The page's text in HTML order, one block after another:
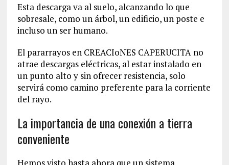
Esta descarga va al suelo, alcanzando lo que
sobresale, como un árbol, un edificio, un poste e
incluso un ser humano.
El pararrayos en CREACIoNES CAPERUCITA no
atrae descargas eléctricas, al estar instalado en
un punto alto y sin ofrecer resistencia, solo
servirá como camino preferente para la corriente
del rayo.
La importancia de una conexión a tierra
conveniente
Hemos visto hasta ahora que un sistema